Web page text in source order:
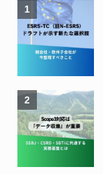
1
2